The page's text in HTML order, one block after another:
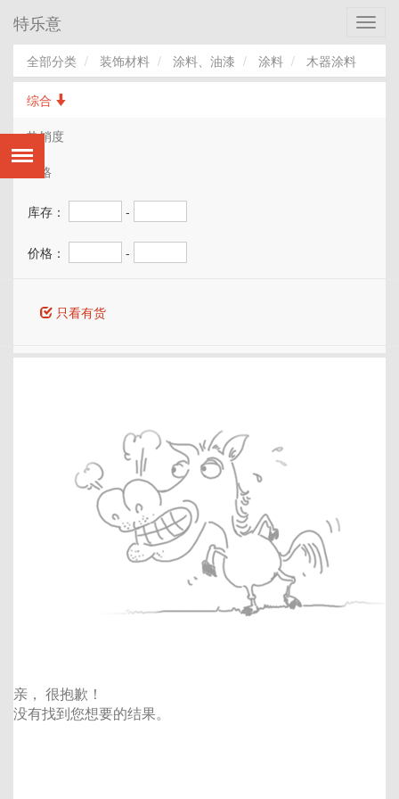
特乐意
全部分类 装饰材料 涂料、油漆 涂料 木器涂料
综合
热销度
价格
库存： -
价格： -
只看有货
亲， 很抱歉！
没有找到您想要的结果。